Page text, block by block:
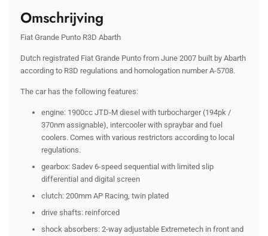
Omschrijving
Fiat Grande Punto R3D Abarth
Dutch registrated Fiat Grande Punto from June 2007 built by Abarth
according to R3D regulations and homologation number A-5708.
The car has the following features:
engine: 1900cc JTD-M diesel with turbocharger (194pk /
370nm assignable), intercooler with spraybar and fuel
coolers. Comes with various restrictors according to local
regulations.
gearbox: Sadev 6-speed sequential with limited slip
differential and digital screen
clutch: 200mm AP Racing, twin plated
drive shafts: reinforced
shock absorbers: 2-way adjustable Extremetech in front and